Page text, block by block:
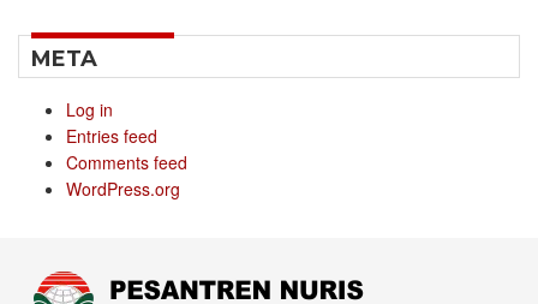
META
Log in
Entries feed
Comments feed
WordPress.org